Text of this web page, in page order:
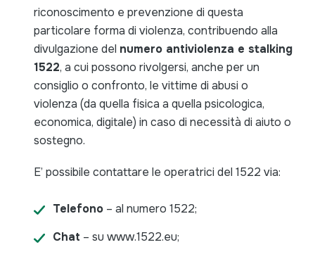
riconoscimento e prevenzione di questa
particolare forma di violenza, contribuendo alla
divulgazione del numero antiviolenza e stalking
1522, a cui possono rivolgersi, anche per un
consiglio o confronto, le vittime di abusi o
violenza (da quella fisica a quella psicologica,
economica, digitale) in caso di necessità di aiuto o
sostegno.
E’ possibile contattare le operatrici del 1522 via:
Telefono – al numero 1522;
Chat – su www.1522.eu;